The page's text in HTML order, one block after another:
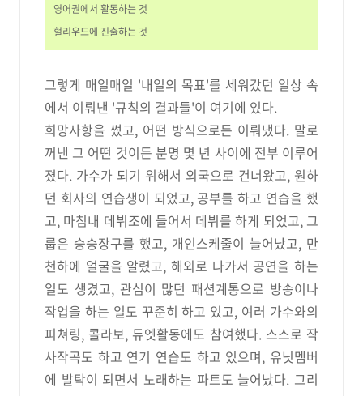
영어권에서 활동하는 것
헐리우드에 진출하는 것
그렇게 매일매일 '내일의 목표'를 세워갔던 일상 속
에서 이뤄낸 '규칙의 결과들'이 여기에 있다.
희망사항을 썼고, 어떤 방식으로든 이뤄냈다. 말로
꺼낸 그 어떤 것이든 분명 몇 년 사이에 전부 이루어
졌다. 가수가 되기 위해서 외국으로 건너왔고, 원하
던 회사의 연습생이 되었고, 공부를 하고 연습을 했
고, 마침내 데뷔조에 들어서 데뷔를 하게 되었고, 그
룹은 승승장구를 했고, 개인스케줄이 늘어났고, 만
천하에 얼굴을 알렸고, 해외로 나가서 공연을 하는
일도 생겼고, 관심이 많던 패션계통으로 방송이나
작업을 하는 일도 꾸준히 하고 있고, 여러 가수와의
피쳐링, 콜라보, 듀엣활동에도 참여했다. 스스로 작
사작곡도 하고 연기 연습도 하고 있으며, 유닛멤버
에 발탁이 되면서 노래하는 파트도 늘어났다. 그리